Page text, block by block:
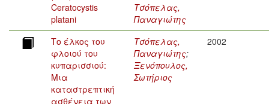
Ceratocystis
platani
Τσόπελας,
Παναγιώτης
Το έλκος του
φλοιού του
κυπαρισσιού:
Μια
καταστρεπτική
ασθένεια των
Τσόπελας,
Παναγιώτης;
Ξενόπουλος,
Σωτήριος
2002